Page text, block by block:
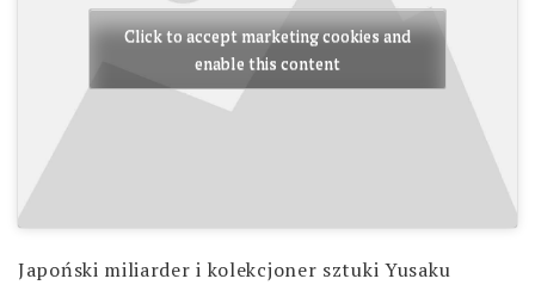
Click to accept marketing cookies and
enable this content
Japoński miliarder i kolekcjoner sztuki Yusaku